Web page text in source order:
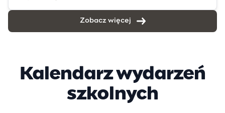
Zobacz więcej
Kalendarz wydarzeń
szkolnych